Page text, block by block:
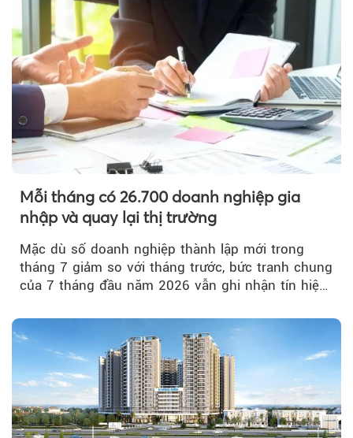
Mỗi tháng có 26.700 doanh nghiệp gia
nhập và quay lại thị trường
Mặc dù số doanh nghiệp thành lập mới trong
tháng 7 giảm so với tháng trước, bức tranh chung
của 7 tháng đầu năm 2026 vẫn ghi nhận tín hiệu